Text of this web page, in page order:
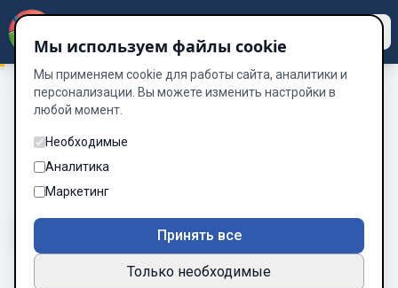
Поход в Припять /
Глава 9. Распад.
Глава 9 из 17
Шрифт
Мы используем файлы cookie
Мы применяем cookie для работы сайта, аналитики и
персонализации. Вы можете изменить настройки в
любой момент.
Необходимые
Аналитика
Маркетинг
Принять все
Только необходимые